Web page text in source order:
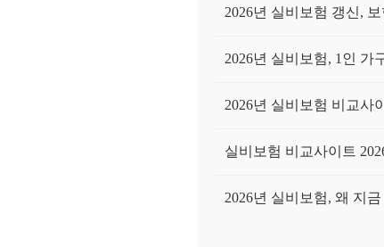
2026년 실비보험 갱신,
2026년 실비보험, 1인 가
2026년 실비보험 비교사
실비보험 비교사이트
2026년 실비보험, 왜 지